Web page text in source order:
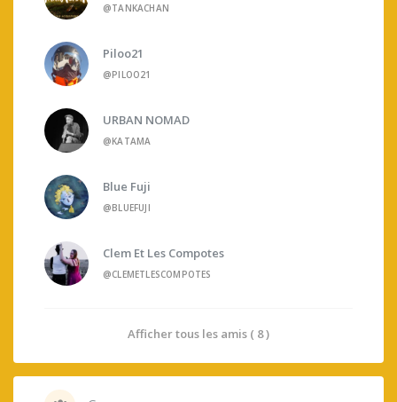
@TANKACHAN
Piloo21
@PILOO21
URBAN NOMAD
@KATAMA
Blue Fuji
@BLUEFUJI
Clem Et Les Compotes
@CLEMETLESCOMPOTES
Afficher tous les amis ( 8 )